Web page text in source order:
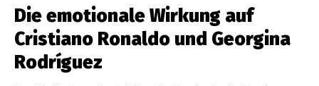
Die emotionale Wirkung auf
Cristiano Ronaldo und Georgina
Rodríguez